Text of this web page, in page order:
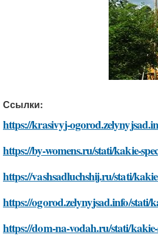
Ссылки:
https://krasivyj-
https://by-womens.ru/stati/kakie-
https://vashsadluchshij.ru/stati/
https://ogorod.zelynyjsad.info/stati/
https://dom-na-vodah.ru/stati/